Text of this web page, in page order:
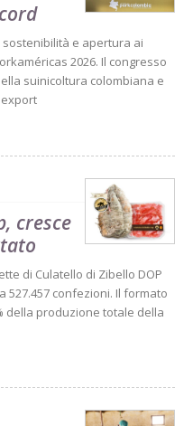
e apertura ai
2026. Il congresso
suinicoltura colombiana e
cresce
di Culatello di Zibello DOP
527.457 confezioni. Il formato
della produzione totale della